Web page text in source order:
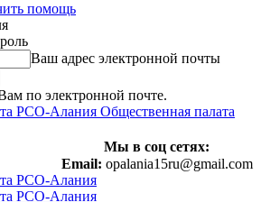
помощь
Ваш адрес электронной почты
по электронной почте.
Общественная палата
Мы в соц сетях:
Email: opalania15ru@gmail.com